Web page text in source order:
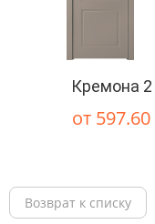
Кремона 2
от 597.60
Возврат к списку